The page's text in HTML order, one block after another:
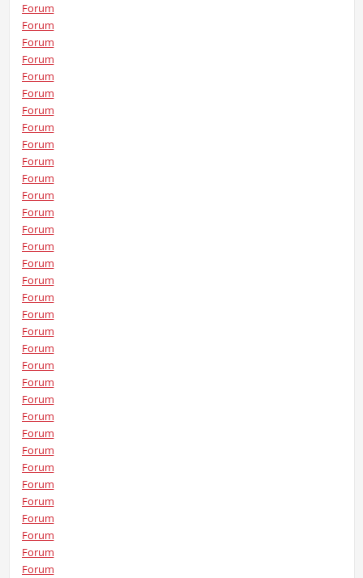
Forum
Forum
Forum
Forum
Forum
Forum
Forum
Forum
Forum
Forum
Forum
Forum
Forum
Forum
Forum
Forum
Forum
Forum
Forum
Forum
Forum
Forum
Forum
Forum
Forum
Forum
Forum
Forum
Forum
Forum
Forum
Forum
Forum
Forum